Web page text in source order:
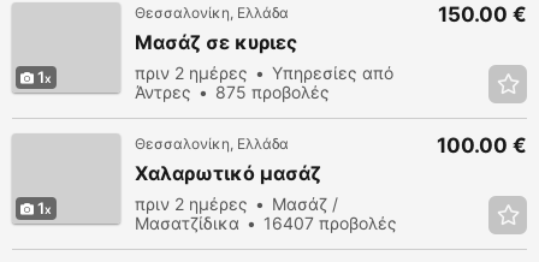
1
Θεσσαλονίκη, Ελλάδα
Μασάζ σε κυριες
πριν 2 ημέρες
Υπηρεσίες από
Άντρες
875 προβολές
150.00 €
1
Θεσσαλονίκη, Ελλάδα
Χαλαρωτικό μασάζ
πριν 2 ημέρες
Μασάζ /
Μασατζίδικα
16407 προβολές
100.00 €